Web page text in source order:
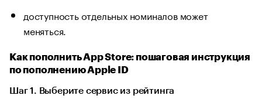
доступность отдельных номиналов может
меняться.
Как пополнить App Store: пошаговая инструкция
по пополнению Apple ID
Шаг 1. Выберите сервис из рейтинга